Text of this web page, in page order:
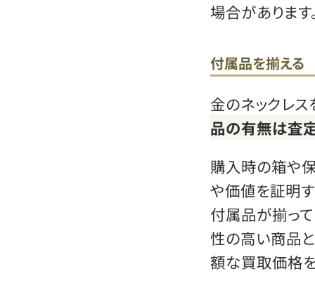
場合があります
付属品を揃える
金のネックレス
品の有無は査
購入時の箱や
や価値を証明
付属品が揃っ
性の高い商品と
額な買取価格